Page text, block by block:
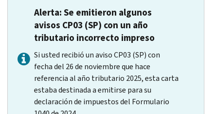
Alerta: Se emitieron algunos
avisos CP03 (SP) con un año
tributario incorrecto impreso
Si usted recibió un aviso CP03 (SP) con
fecha del 26 de noviembre que hace
referencia al año tributario 2025, esta carta
estaba destinada a emitirse para su
declaración de impuestos del Formulario